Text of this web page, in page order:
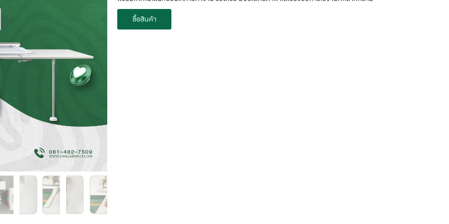
ซื้อสินค้า